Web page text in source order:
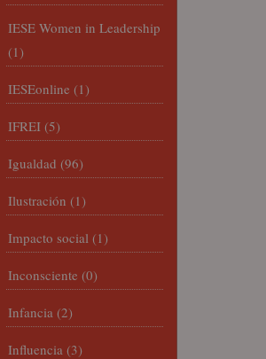
IESE Women in Leadership
(1)
IESEonline (1)
IFREI (5)
Igualdad (96)
Ilustración (1)
Impacto social (1)
Inconsciente (0)
Infancia (2)
Influencia (3)